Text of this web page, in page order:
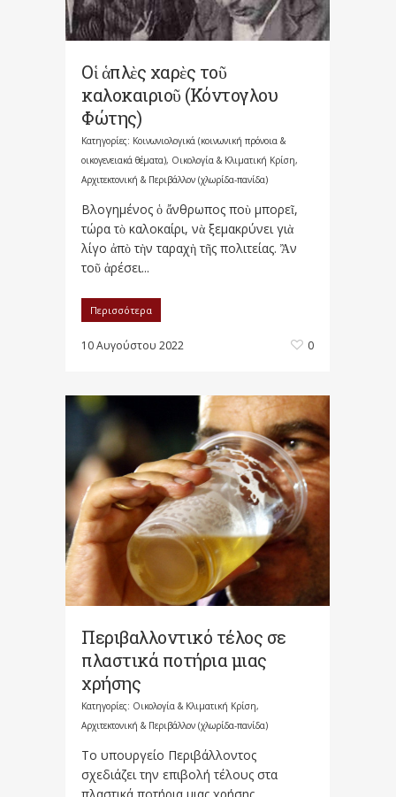
Οἱ ἁπλὲς χαρὲς τοῦ
καλοκαιριοῦ (Κόντογλου
Φώτης)
Κατηγορίες: Κοινωνιολογικά (κοινωνική πρόνοια &
οικογενειακά θέματα), Οικολογία & Κλιματική Κρίση,
Αρχιτεκτονική & Περιβάλλον (χλωρίδα-πανίδα)
Βλογημένος ὁ ἄνθρωπος ποὺ μπορεῖ,
τώρα τὸ καλοκαίρι, νὰ ξεμακρύνει γιὰ
λίγο ἀπὸ τὴν ταραχὴ τῆς πολιτείας. Ἂν
τοῦ ἀρέσει...
Περισσότερα
10 Αυγούστου 2022 0
Περιβαλλοντικό τέλος σε
πλαστικά ποτήρια μιας
χρήσης
Κατηγορίες: Οικολογία & Κλιματική Κρίση,
Αρχιτεκτονική & Περιβάλλον (χλωρίδα-πανίδα)
Το υπουργείο Περιβάλλοντος
σχεδιάζει την επιβολή τέλους στα